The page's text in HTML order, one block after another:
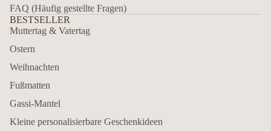
FAQ (Häufig gestellte Fragen)
BESTSELLER
Muttertag & Vatertag
Ostern
Weihnachten
Fußmatten
Gassi-Mantel
Kleine personalisierbare Geschenkideen